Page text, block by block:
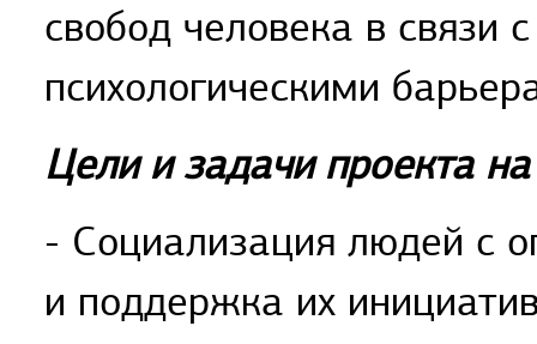
свобод человека в связи
психологическими
Цели и задачи проекта
- Социализация людей с
и поддержка их